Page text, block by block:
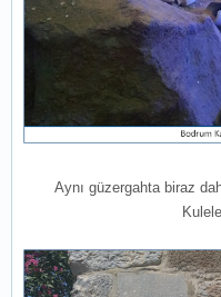
Aynı güzergahta biraz